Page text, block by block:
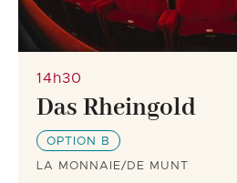
14h30
Das Rheingold
OPTION B
LA MONNAIE/DE MUNT